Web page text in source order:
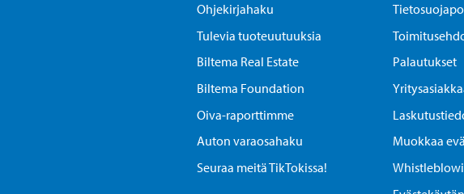
Ohjekirjahaku
Tulevia tuoteuutuuksia
Biltema Real Estate
Biltema Foundation
Oiva-raporttimme
Auton varaosahaku
Seuraa meitä TikTokissa!
Palautukset
Muokkaa